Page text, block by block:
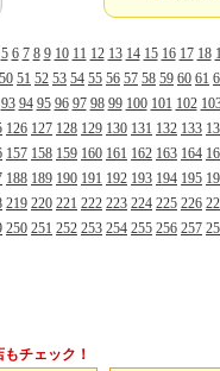
5 6 7 8 9 10 11 12 13 14 15 16 17 18
50 51 52 53 54 55 56 57 58 59 60 61
93 94 95 96 97 98 99 100 101 102
126 127 128 129 130 131 132 133
157 158 159 160 161 162 163 164
188 189 190 191 192 193 194 195
219 220 221 222 223 224 225 226
250 251 252 253 254 255 256 257
チェック！